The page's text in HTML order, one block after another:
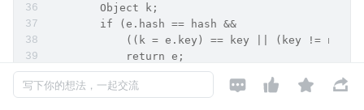
        Object k;
        if (e.hash == hash &&
((k = e.key) == key || (key != null
            return e;
    }
    return null;
写下你的想法，一起交流    